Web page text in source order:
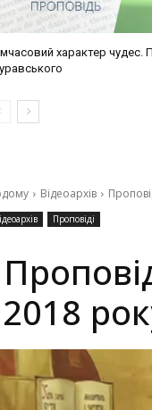
характер чудес.